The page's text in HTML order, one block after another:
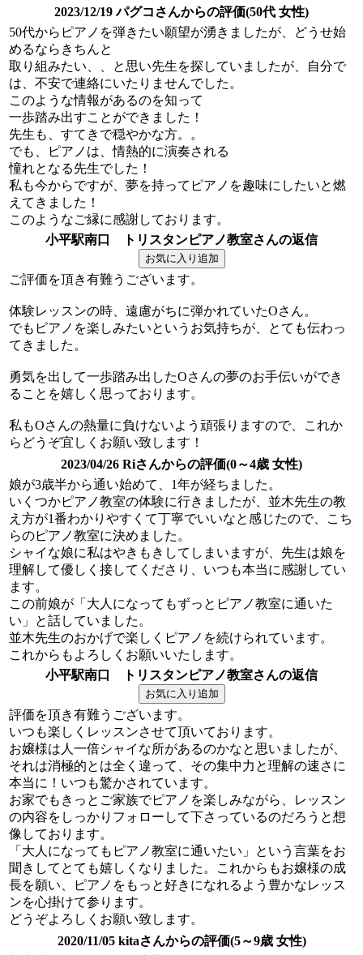
2023/12/19 パグコさんからの評価(50代 女性)
50代からピアノを弾きたい願望が湧きましたが、どうせ始
めるならきちんと
取り組みたい、、と思い先生を探していましたが、自分で
は、不安で連絡にいたりませんでした。
このような情報があるのを知って
一歩踏み出すことができました！
先生も、すてきで穏やかな方。。
でも、ピアノは、情熱的に演奏される
憧れとなる先生でした！
私も今からですが、夢を持ってピアノを趣味にしたいと燃
えてきました！
このようなご縁に感謝しております。
小平駅南口 トリスタンピアノ教室さんの返信
ご評価を頂き有難うございます。
体験レッスンの時、遠慮がちに弾かれていたOさん。
でもピアノを楽しみたいというお気持ちが、とても伝わっ
てきました。
勇気を出して一歩踏み出したOさんの夢のお手伝いができ
ることを嬉しく思っております。
私もOさんの熱量に負けないよう頑張りますので、これか
らどうぞ宜しくお願い致します！
2023/04/26 Riさんからの評価(0～4歳 女性)
娘が3歳半から通い始めて、1年が経ちました。
いくつかピアノ教室の体験に行きましたが、並木先生の教
え方が1番わかりやすくて丁寧でいいなと感じたので、こち
らのピアノ教室に決めました。
シャイな娘に私はやきもきしてしまいますが、先生は娘を
理解して優しく接してくださり、いつも本当に感謝してい
ます。
この前娘が「大人になってもずっとピアノ教室に通いた
い」と話していました。
並木先生のおかげで楽しくピアノを続けられています。
これからもよろしくお願いいたします。
小平駅南口 トリスタンピアノ教室さんの返信
評価を頂き有難うございます。
いつも楽しくレッスンさせて頂いております。
お嬢様は人一倍シャイな所があるのかなと思いましたが、
それは消極的とは全く違って、その集中力と理解の速さに
本当に！いつも驚かされています。
お家でもきっとご家族でピアノを楽しみながら、レッスン
の内容をしっかりフォローして下さっているのだろうと想
像しております。
「大人になってもピアノ教室に通いたい」という言葉をお
聞きしてとても嬉しくなりました。これからもお嬢様の成
長を願い、ピアノをもっと好きになれるよう豊かなレッス
ンを心掛けて参ります。
どうぞよろしくお願い致します。
2020/11/05 kitaさんからの評価(5～9歳 女性)